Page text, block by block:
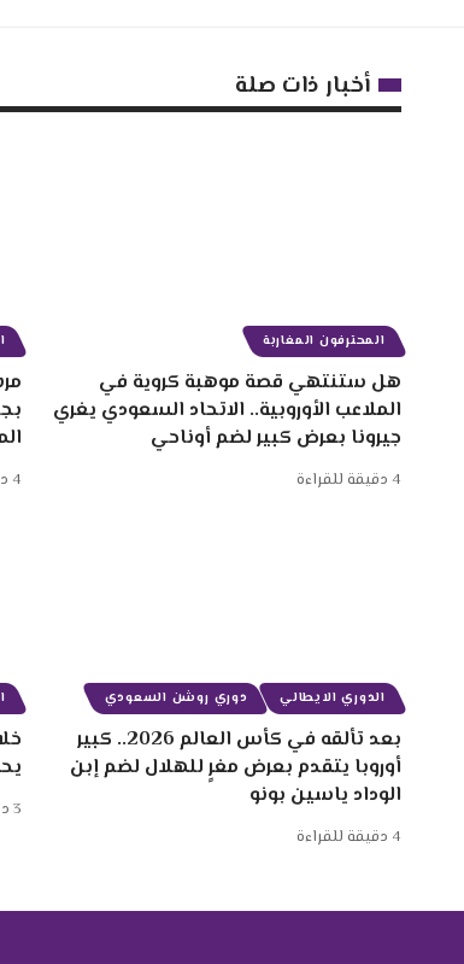
أخبار ذات صلة
المحترفون المغاربة
هل ستنتهي قصة موهبة كروية في
الملاعب الأوروبية.. الاتحاد السعودي يغري
جيرونا بعرض كبير لضم أوناحي
4 دقيقة للقراءة 4 دقيقة للقراءة
الدوري الايطالي دوري روشن السعودي
بعد تألقه في كأس العالم 2026.. كبير
أوروبا يتقدم بعرض مغرٍ للهلال لضم إبن
الوداد ياسين بونو
4 دقيقة للقراءة
3 دقيقة للقراءة